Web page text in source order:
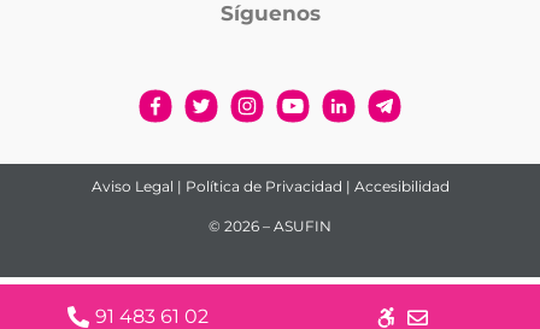
91 483 61 02
Síguenos
Aviso Legal | Política de Privacidad | Accesibilidad
© 2026 – ASUFIN